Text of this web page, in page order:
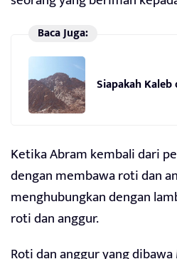
Baca Juga:
Siapakah
Ketika Abram kembali dari
dengan membawa roti dan
menghubungkan dengan
roti dan anggur.
Roti dan anggur yang